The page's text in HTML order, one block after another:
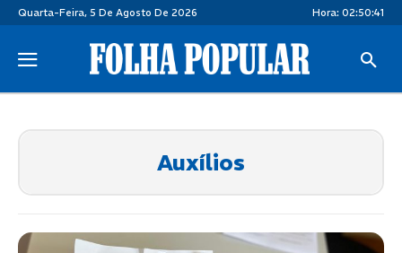
Quarta-Feira, 5 De Agosto De 2026 Hora: 02:50:41
Auxílios